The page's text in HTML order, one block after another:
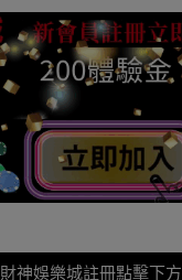
財神娛樂城註冊點擊下方